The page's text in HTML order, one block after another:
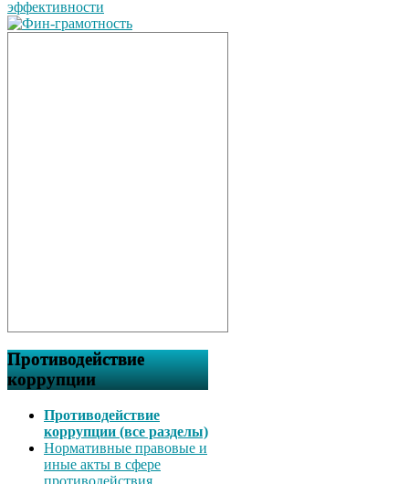
Противодействие
коррупции
Противодействие
коррупции (все разделы)
Нормативные правовые и
иные акты в сфере
противодействия